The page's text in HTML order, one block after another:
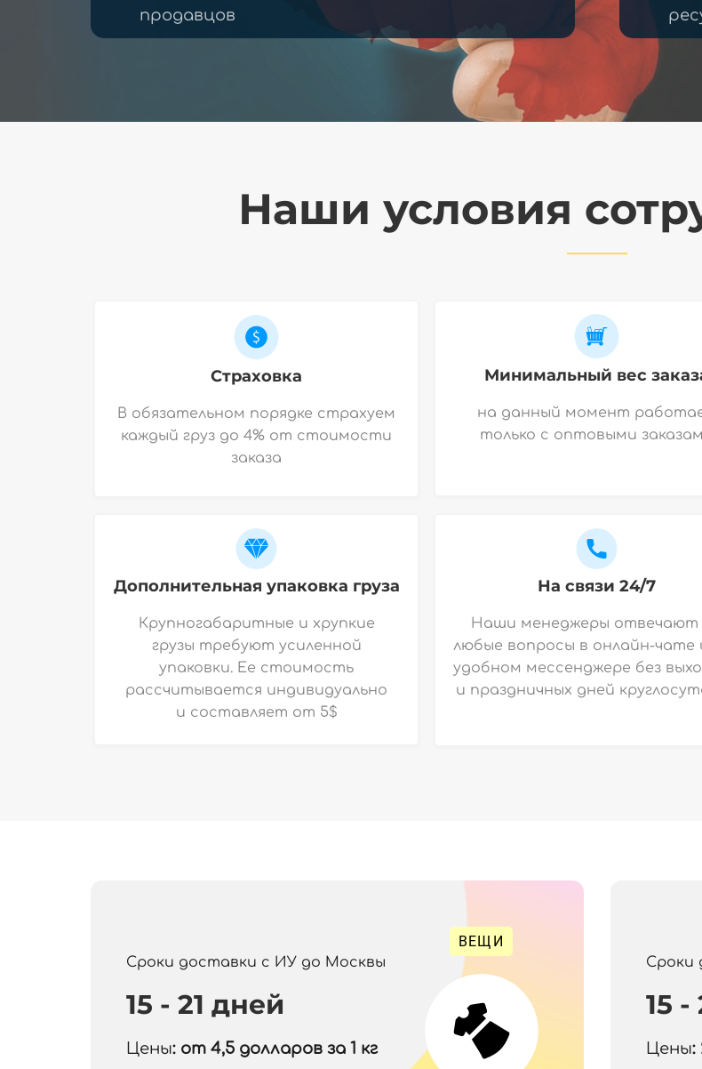
продавцов
Наши условия
Страховка
В обязательном порядке страхуем
каждый груз до 4% от стоимости
заказа
Дополнительная упаковка груза
Крупногабаритные и хрупкие
грузы требуют усиленной
упаковки. Ее стоимость
рассчитывается индивидуально
и составляет от 5$
Минимальный вес
на данный момент
только с оптовыми
На связи 24/7
Наши менеджеры отвечают
любые вопросы в онлайн-чате
удобном мессенджере без
и праздничных дней
Сроки доставки с ИУ до Москвы
15 - 21 дней
Цены: от 4,5 долларов за 1 кг
ВЕЩИ
Сроки
15 -
Цены: